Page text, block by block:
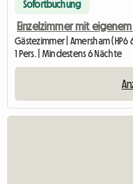
Sofortbuchung
Einzelzimmer mit
Gästezimmer | Amersham (HP6
1 Pers. | Mindestens 6 Nächte